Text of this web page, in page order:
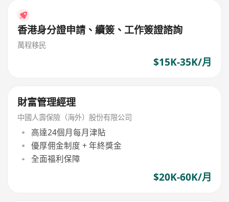
香港身分證申請、續簽、工作簽證諮詢
萬程移民
$15K-35K/月
財富管理經理
中國人壽保險（海外）股份有限公司
高達24個月每月津貼
優厚佣金制度 + 年終獎金
全面福利保障
$20K-60K/月